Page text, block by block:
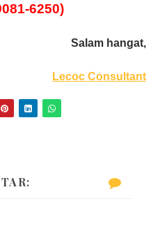
6250)
Salam hangat,
Lecoc Consultant